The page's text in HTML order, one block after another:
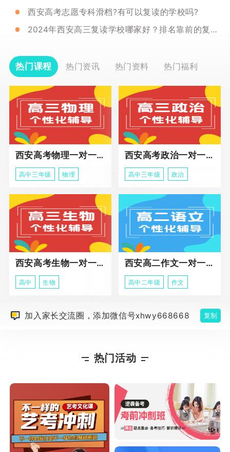
西安高考志愿专科滑档?有可以复读的学校吗?
2024年西安高三复读学校哪家好？排名靠前的复读学校有哪些？
热门课程 热门资讯 热门资料 热门福利
西安高考物理一对一辅导课程
高中三年级 物理
西安高考政治一对一辅导课程
高中三年级 政治
西安高考生物一对一辅导
高中 生物
西安高二作文一对一辅导课程
高中二年级 作文
加入家长交流圈，添加微信号xhwy668668 复制
热门活动